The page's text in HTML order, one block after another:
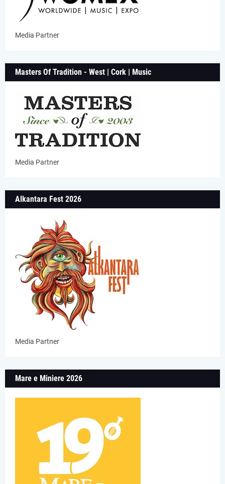
Media Partner
Masters Of Tradition - West | Cork | Music
Media Partner
Alkantara Fest 2026
Media Partner
Mare e Miniere 2026